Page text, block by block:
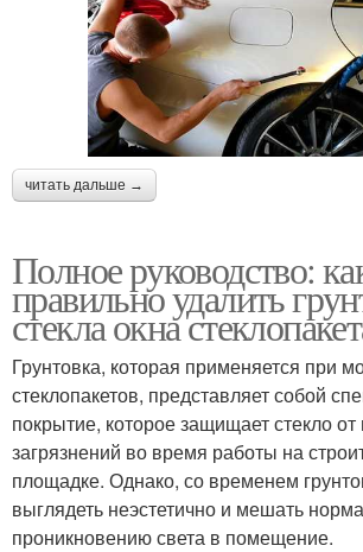
читать дальше →
Полное руководство:
правильно удалить
стекла окна
Грунтовка, которая применяется при
стеклопакетов, представляет собой
покрытие, которое защищает стекло
загрязнений во время работы на
площадке. Однако, со временем
выглядеть неэстетично и мешать
проникновению света в помещение.